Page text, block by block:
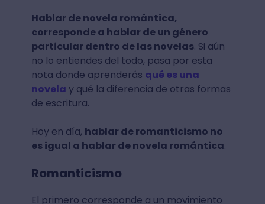
Hablar de novela romántica,
corresponde a hablar de un género
particular dentro de las novelas. Si aún
no lo entiendes del todo, pasa por esta
nota donde aprenderás qué es una
novela y qué la diferencia de otras formas
de escritura.
Hoy en día, hablar de romanticismo no
es igual a hablar de novela romántica.
Romanticismo
El primero corresponde a un movimiento